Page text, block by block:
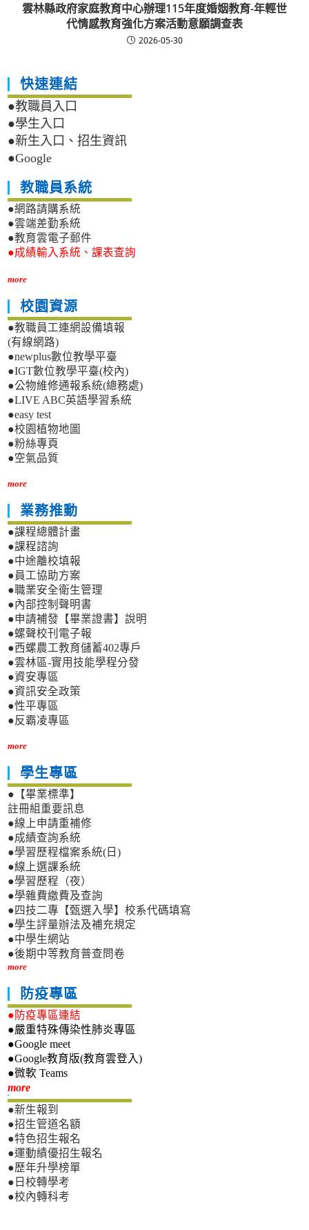
雲林縣政府家庭教育中心辦理115年度婚姻教育-年輕世
代情感教育強化方案活動意願調查表
2026-05-30
快速連結
●教職員入口
●學生入口
●新生入口、招生資訊
●Google
教職員系統
●網路請購系統
●雲端差勤系統
●教育雲電子郵件
●成績輸入系統、課表查詢
more
校園資源
●教職員工連網設備填報
(有線網路)
●newplus數位教學平臺
●IGT數位教學平臺(校內)
●公物維修通報系統(總務處)
●LIVE ABC英語學習系統
●easy test
●校園植物地圖
●粉絲專頁
●空氣品質
more
業務推動
●課程總體計畫
●課程諮詢
●中途離校填報
●員工協助方案
●職業安全衛生管理
●內部控制聲明書
●申請補發【畢業證書】說明
●螺聲校刊電子報
●西螺農工教育儲蓄402專戶
●雲林區-實用技能學程分發
●資安專區
●資訊安全政策
●性平專區
●反霸凌專區
more
學生專區
●【畢業標準】
註冊組重要訊息
●線上申請重補修
●成績查詢系統
●學習歷程檔案系統(日)
●線上選課系統
●學習歷程（夜）
●學雜費繳費及查詢
●四技二專【甄選入學】校系代碼填寫
●學生評量辦法及補充規定
●中學生網站
●後期中等教育普查問卷
more
防疫專區
●防疫專區連結
●嚴重特殊傳染性肺炎專區
●Google meet
●Google教育版(教育雲登入)
●微軟 Teams
more新生專區
●新生報到
●招生管道名額
●特色招生報名
●運動績優招生報名
●歷年升學榜單
●日校轉學考
●校內轉科考